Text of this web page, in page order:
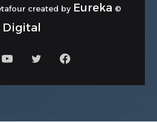
© Copyright 2026, detafour created by
Eureka
Digital
فيسبوكتويتر